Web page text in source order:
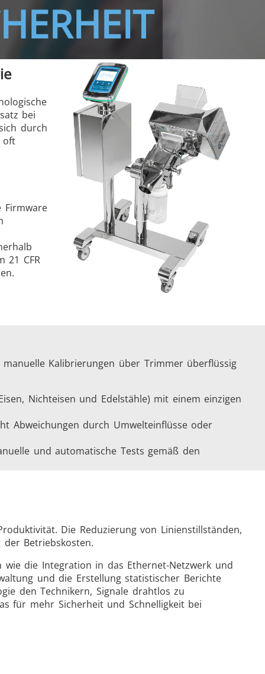
bei
durch
oft
Firmware
21 CFR
Kalibrierungen über Trimmer überflüssig
Nichteisen und Edelstähle) mit einem einzigen
Abweichungen durch Umwelteinflüsse oder
und automatische Tests gemäß den
Die Reduzierung von Linienstillständen,
Betriebskosten.
die Integration in das Ethernet-Netzwerk und
und die Erstellung statistischer Berichte
den Technikern, Signale drahtlos zu
für mehr Sicherheit und Schnelligkeit bei